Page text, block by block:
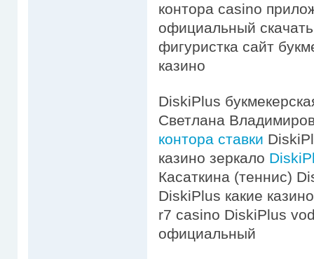
контора casino
официальный
фигуристка сайт
казино
DiskiPlus
Светлана
контора ставки
казино зеркало
Касаткина (теннис)
DiskiPlus какие
r7 casino DiskiPlus
официальный